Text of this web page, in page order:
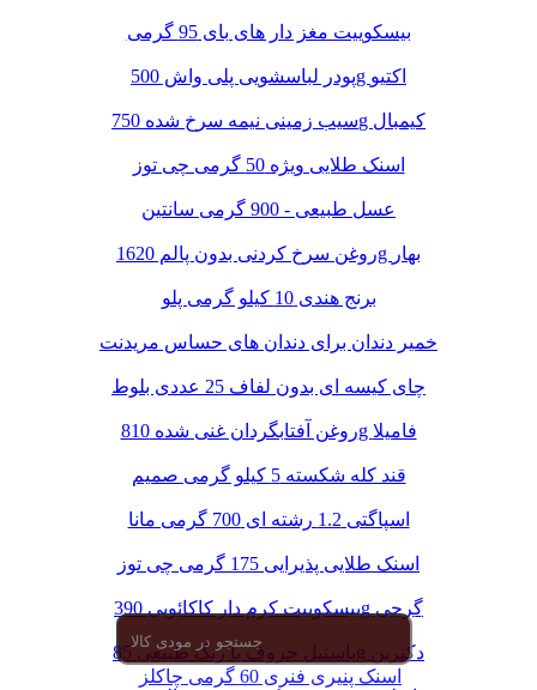
اسنک پنیری فنری 60 گرمی چاکلز
بیسکوییت مغز دار های بای 95 گرمی
پودر لباسشویی پلی واش 500g اکتیو
سیب زمینی نیمه سرخ شده 750g کیمبال
اسنک طلایی ویژه 50 گرمی چی توز
عسل طبیعی - 900 گرمی سانتین
روغن سرخ کردنی بدون پالم 1620g بهار
برنج هندی 10 کیلو گرمی پلو
خمیر دندان برای دندان های حساس مریدنت
چای کیسه ای بدون لفاف 25 عددی بلوط
روغن آفتابگردان غنی شده 810g فامیلا
قند کله شکسته 5 کیلو گرمی صمیم
اسپاگتی 1.2 رشته ای 700 گرمی مانا
اسنک طلایی پذیرایی 175 گرمی چی توز
بیسکوییت کرم دار کاکائویی 390g گرجی
پاستیل حروف با رنگ طبیعی 85g دکتربن